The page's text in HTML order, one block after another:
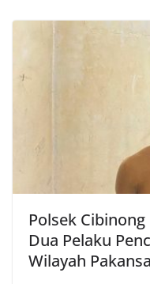
Polsek
Dua Pelaku
Wilayah